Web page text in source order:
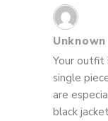
Unknown
Your outfit
single
are
black